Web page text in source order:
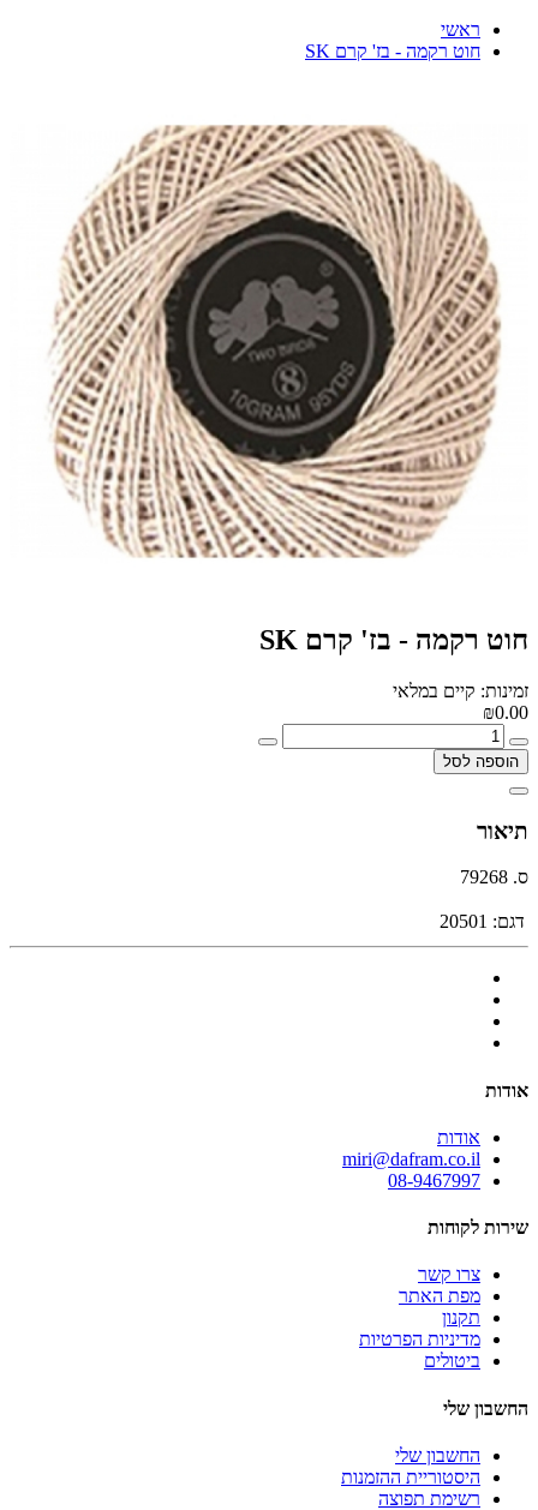
ראשי
חוט רקמה - בז' קרם SK
חוט רקמה - בז' קרם SK
זמינות: קיים במלאי
₪0.00
הוספה לסל
תיאור
ס. 79268
דגם: 20501
אודות
אודות
miri@dafram.co.il
08-9467997
שירות לקוחות
צרו קשר
מפת האתר
תקנון
מדיניות הפרטיות
ביטולים
החשבון שלי
החשבון שלי
היסטוריית ההזמנות
רשימת תפוצה